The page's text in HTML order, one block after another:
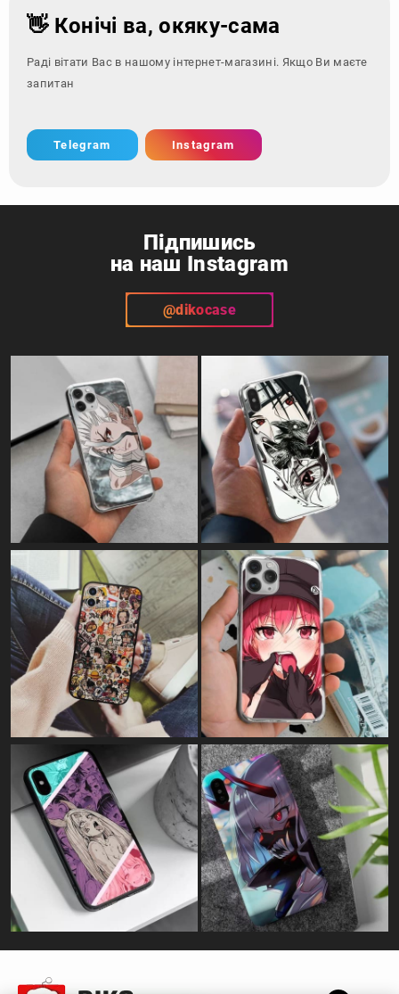
👋 Конічі ва, окяку-сама
Раді вітати Вас в нашому інтернет-магазині. Якщо Ви маєте
запитання - зверні
Telegram Instagram
Підпишись
на наш Instagram
@dikocase